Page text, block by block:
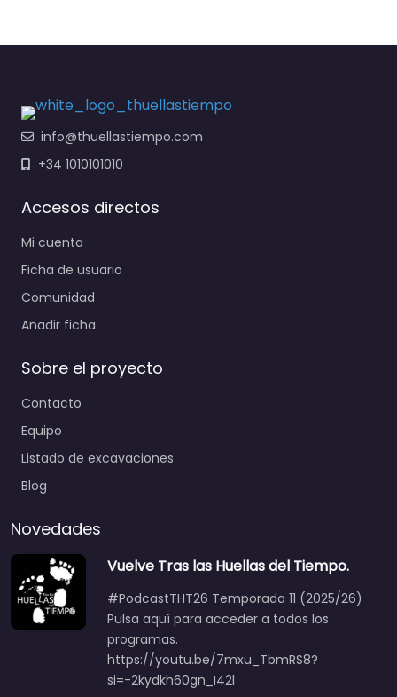
info@thuellastiempo.com
+34 1010101010
Accesos directos
Mi cuenta
Ficha de usuario
Comunidad
Añadir ficha
Sobre el proyecto
Contacto
Equipo
Listado de excavaciones
Blog
Novedades
Vuelve Tras las Huellas del Tiempo.
#PodcastTHT26 Temporada 11 (2025/26)
Pulsa aquí para acceder a todos los
programas.
https://youtu.be/7mxu_TbmRS8?
si=-2kydkh60gn_I42l